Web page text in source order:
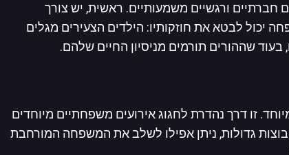
ורגשיים משמעותיים. ראשית, יש צורך
יכול לבטא את חוזקותיו: הילדים הצעירים מגלים
שההורים תורמים מניסיון החיים שלהם.
זו דרך נהדרת לחגוג אירועים משפחתיים מיוחדים
גדולות, ניתן אפילו לשלב את המשפחה המורחבת